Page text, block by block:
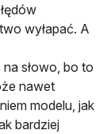
wyłapać. A
słowo, bo to
nawet
modelu, jak
bardziej